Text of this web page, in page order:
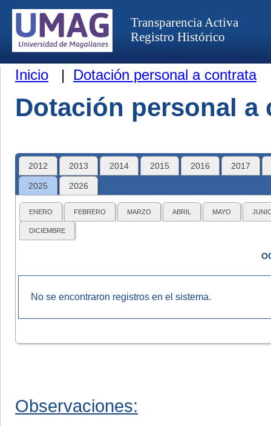
Transparencia Activa
Registro Histórico
Inicio | Dotación personal a contrata
Dotación personal a
2012 2013 2014 2015 2016 2017
2025 2026
ENERO FEBRERO MARZO ABRIL MAYO
DICIEMBRE
No se encontraron registros en el sistema.
Observaciones: